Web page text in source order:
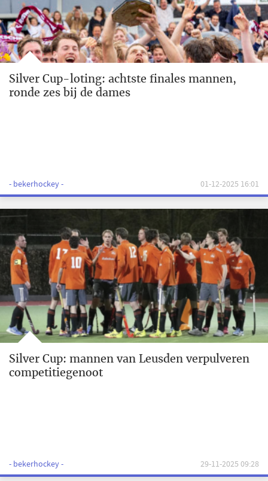
Silver Cup-loting: achtste finales mannen,
ronde zes bij de dames
- bekerhockey - 01-12-2025 16:01
Silver Cup: mannen van Leusden verpulveren
competitiegenoot
- bekerhockey - 29-11-2025 09:28